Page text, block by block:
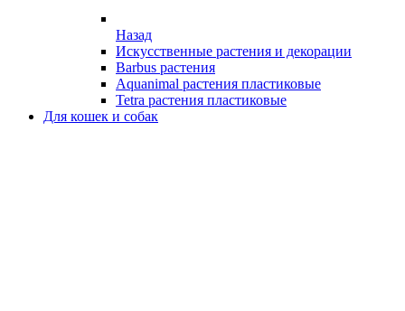
Назад
Искусственные растения и декорации
Barbus растения
Aquanimal растения пластиковые
Tetra растения пластиковые
Для кошек и собак